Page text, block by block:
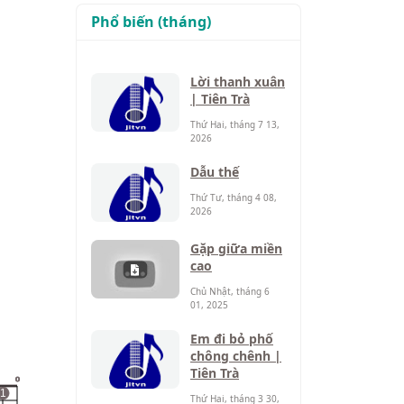
1
o
Phổ biến (tháng)
Lời thanh xuân
| Tiên Trà
Thứ Hai, tháng 7 13,
2026
Dẫu thế
Thứ Tư, tháng 4 08,
2026
Gặp giữa miền
cao
Chủ Nhật, tháng 6
01, 2025
Em đi bỏ phố
chông chênh |
Tiên Trà
Thứ Hai, tháng 3 30,